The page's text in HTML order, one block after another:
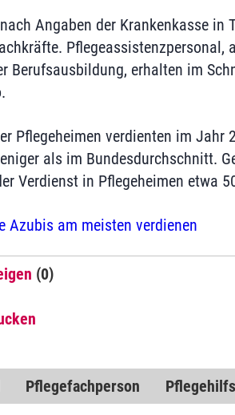
Angaben der Krankenkasse in
Pflegeassistenzpersonal,
Berufsausbildung, erhalten im
Pflegeheimen verdienten im Jahr
als im Bundesdurchschnitt.
Verdienst in Pflegeheimen etwa
Azubis am meisten verdienen
(0)
Pflegefachperson